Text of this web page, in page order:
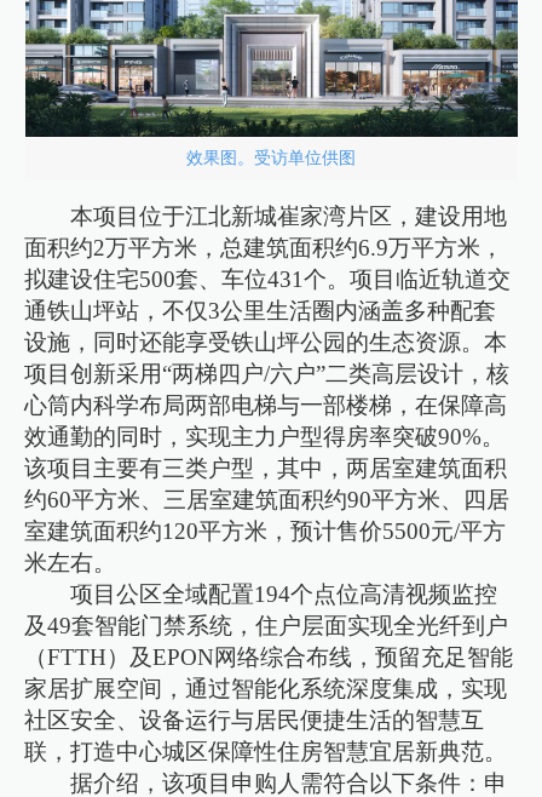
效果图。受访单位供图
本项目位于江北新城崔家湾片区，建设用地
面积约2万平方米，总建筑面积约6.9万平方米，
拟建设住宅500套、车位431个。项目临近轨道交
通铁山坪站，不仅3公里生活圈内涵盖多种配套
设施，同时还能享受铁山坪公园的生态资源。本
项目创新采用“两梯四户/六户”二类高层设计，核
心筒内科学布局两部电梯与一部楼梯，在保障高
效通勤的同时，实现主力户型得房率突破90%。
该项目主要有三类户型，其中，两居室建筑面积
约60平方米、三居室建筑面积约90平方米、四居
室建筑面积约120平方米，预计售价5500元/平方
米左右。
项目公区全域配置194个点位高清视频监控
及49套智能门禁系统，住户层面实现全光纤到户
（FTTH）及EPON网络综合布线，预留充足智能
家居扩展空间，通过智能化系统深度集成，实现
社区安全、设备运行与居民便捷生活的智慧互
联，打造中心城区保障性住房智慧宜居新典范。
据介绍，该项目申购人需符合以下条件：申